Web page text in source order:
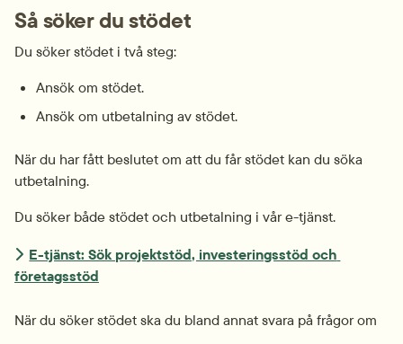
Så söker du stödet
Du söker stödet i två steg:
Ansök om stödet.
Ansök om utbetalning av stödet.
När du har fått beslutet om att du får stödet kan du söka
utbetalning.
Du söker både stödet och utbetalning i vår e-tjänst.
E-tjänst: Sök projektstöd, investeringsstöd och
företagsstöd
När du söker stödet ska du bland annat svara på frågor om